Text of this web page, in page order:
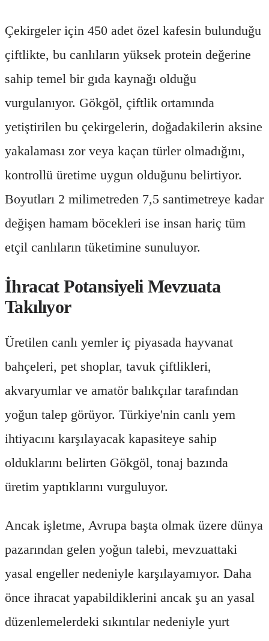
Çekirgeler için 450 adet özel kafesin bulunduğu
çiftlikte, bu canlıların yüksek protein değerine
sahip temel bir gıda kaynağı olduğu
vurgulanıyor. Gökgöl, çiftlik ortamında
yetiştirilen bu çekirgelerin, doğadakilerin aksine
yakalaması zor veya kaçan türler olmadığını,
kontrollü üretime uygun olduğunu belirtiyor.
Boyutları 2 milimetreden 7,5 santimetreye kadar
değişen hamam böcekleri ise insan hariç tüm
etçil canlıların tüketimine sunuluyor.
İhracat Potansiyeli Mevzuata
Takılıyor
Üretilen canlı yemler iç piyasada hayvanat
bahçeleri, pet shoplar, tavuk çiftlikleri,
akvaryumlar ve amatör balıkçılar tarafından
yoğun talep görüyor. Türkiye'nin canlı yem
ihtiyacını karşılayacak kapasiteye sahip
olduklarını belirten Gökgöl, tonaj bazında
üretim yaptıklarını vurguluyor.
Ancak işletme, Avrupa başta olmak üzere dünya
pazarından gelen yoğun talebi, mevzuattaki
yasal engeller nedeniyle karşılayamıyor. Daha
önce ihracat yapabildiklerini ancak şu an yasal
düzenlemelerdeki sıkıntılar nedeniyle yurt